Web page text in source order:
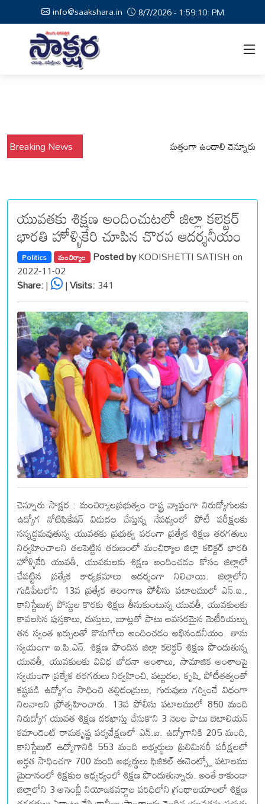
info@saakshara.in 8/7/2026 - 1:59:10: PM
Breaking News
కోటపల్లి, వేమనపల్లి మండలాల ప్రజలు అప్రమత్తంగా ఉండాలి చెన్నూరు రూరల్
యువతకు శిక్షణ అందించుటలో జిల్లా కలెక్టర్
భారతి హోళ్ళికేరి చూపిన చొరవ ఆదర్శనీయం
Politics మంచిర్యాల Posted byKODISHETTI SATISH on
2022-11-02
Share:| |Visits:341
చెన్నూరు సాక్షర : మంచిర్యాలప్రభుత్వం రాష్ట్ర వ్యాప్తంగా నిరుద్యోగులకు
ఉద్యోగ నోటిఫికేషన్ విడుదల చేస్తున్న నేపథ్యంలో పోటీ పరీక్షలకు
సన్నద్ధమవుతున్న యువతకు ప్రభుత్వ పరంగా ప్రత్యేక శిక్షణ తరగతులు
నిర్వహించాలని తలపెట్టిన తరుణంలో మంచిర్యాల జిల్లా కలెక్టర్ భారతి
హోళ్ళికేరి యువతీ, యువకులకు శిక్షణ అందించడం కోసం జిల్లాలో
చేపట్టిన ప్రత్యేక కార్యక్రమాలు ఆదర్శంగా నిలిచాయి. జిల్లాలోని
గుడిపేటలోని 13వ ప్రత్యేక తెలంగాణ పోలీసు పటాలములో ఎన్.ఐ.,
కానిస్టేబుళ్ళ పోస్టుల కొరకు శిక్షణ తీసుకుంటున్న యువతీ, యువకులకు
కావలసిన పుస్తకాలు, దుస్తులు, బూట్లతో పాటు అవసరమైన మెటీరియల్ను
తన స్వంత ఖర్చులతో కొనుగోలు అందించడం అభినందనీయం. తాను
స్వయంగా ఐ.పి.ఎన్. శిక్షణ పొందిన జిల్లా కలెక్టర్ శిక్షణ పొందుతున్న
యువతీ, యువకులకు వివిధ బోధనా అంశాలు, సామాజిక అంశాలపై
స్వయంగా ప్రత్యేక తరగతులు నిర్వహించి, పట్టుదల, కృషి, పోటీతత్వంతో
కష్టపడి ఉద్యోగం సాధించి తల్లిదండ్రులు, గురువులు గర్వించే విధంగా
నిలవాలని ప్రోత్సహించారు. 13వ పోలీసు పటాలములో 850 మంది
నిరుద్యోగ యువత శిక్షణ దరఖాస్తు చేసుకొని 3 నెలల పాటు బెటాలియన్
కమాండెంట్ రామకృష్ణ పర్యవేక్షణలో ఎన్.ఐ. ఉద్యోగానికి 205 మంది,
కానిస్టేబుల్ ఉద్యోగానికి 553 మంది అభ్యర్థులు ప్రిలిమినరీ పరీక్షలలో
అర్హత సాధించగా 700 మంది అభ్యర్థులు ఫిజికల్ ఈవెంట్స్లో పటాలము
మైదానంలో శిక్షకుల ఆధ్వర్యంలో శిక్షణ పొందుతున్నారు. అంతే కాకుండా
జిల్లాలోని 3 అసెంబ్లీ నియోజకవర్గాల పరిధిలోని గ్రంథాలయాలలో శిక్షణ